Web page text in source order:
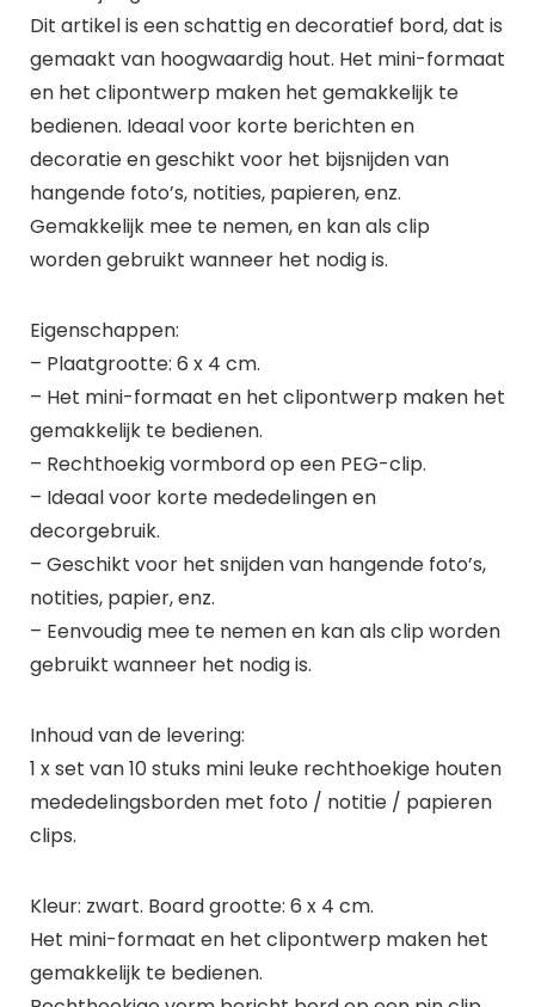
Dit artikel is een schattig en decoratief bord, dat is
gemaakt van hoogwaardig hout. Het mini-formaat
en het clipontwerp maken het gemakkelijk te
bedienen. Ideaal voor korte berichten en
decoratie en geschikt voor het bijsnijden van
hangende foto’s, notities, papieren, enz.
Gemakkelijk mee te nemen, en kan als clip
worden gebruikt wanneer het nodig is.
Eigenschappen:
– Plaatgrootte: 6 x 4 cm.
– Het mini-formaat en het clipontwerp maken het
gemakkelijk te bedienen.
– Rechthoekig vormbord op een PEG-clip.
– Ideaal voor korte mededelingen en
decorgebruik.
– Geschikt voor het snijden van hangende foto’s,
notities, papier, enz.
– Eenvoudig mee te nemen en kan als clip worden
gebruikt wanneer het nodig is.
Inhoud van de levering:
1 x set van 10 stuks mini leuke rechthoekige houten
mededelingsborden met foto / notitie / papieren
clips.
Kleur: zwart. Board grootte: 6 x 4 cm.
Het mini-formaat en het clipontwerp maken het
gemakkelijk te bedienen.